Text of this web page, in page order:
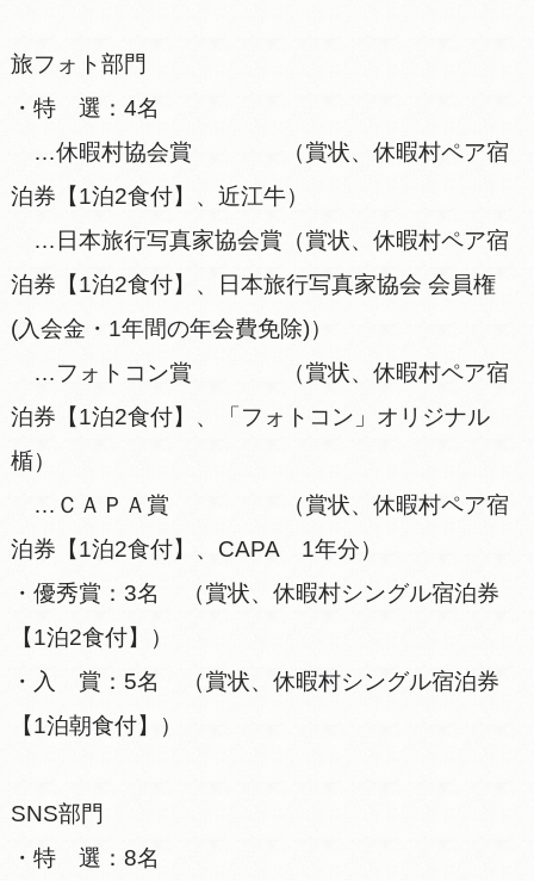
旅フォト部門
・特 選：4名
…休暇村協会賞 （賞状、休暇村ペア宿
泊券【1泊2食付】、近江牛）
…日本旅行写真家協会賞（賞状、休暇村ペア宿
泊券【1泊2食付】、日本旅行写真家協会 会員権
(入会金・1年間の年会費免除)）
…フォトコン賞 （賞状、休暇村ペア宿
泊券【1泊2食付】、「フォトコン」オリジナル
楯）
…ＣＡＰＡ賞 （賞状、休暇村ペア宿
泊券【1泊2食付】、CAPA 1年分）
・優秀賞：3名 （賞状、休暇村シングル宿泊券
【1泊2食付】）
・入 賞：5名 （賞状、休暇村シングル宿泊券
【1泊朝食付】）
SNS部門
・特 選：8名